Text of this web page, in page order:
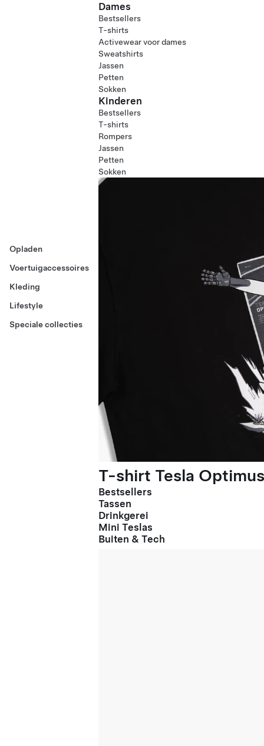
Opladen
Voertuigaccessoires
Kleding
Lifestyle
Speciale collecties
Dames
Bestsellers
T-shirts
Activewear voor dames
Sweatshirts
Jassen
Petten
Sokken
Kinderen
Bestsellers
T-shirts
Rompers
Jassen
Petten
Sokken
T-shirt Tesla
Bestsellers
Tassen
Drinkgerei
Mini Teslas
Buiten & Tech